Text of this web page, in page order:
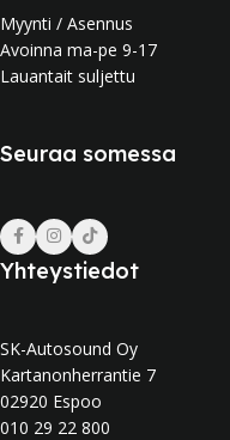
Myynti / Asennus
Avoinna ma-pe 9-17
Lauantait suljettu
Seuraa somessa
Yhteystiedot
SK-Autosound Oy
Kartanonherrantie 7
02920 Espoo
010 29 22 800